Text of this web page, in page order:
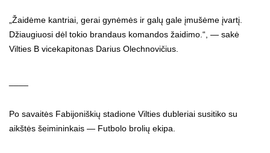
„Žaidėme kantriai, gerai gynėmės ir galų gale įmušėme įvartį.
Džiaugiuosi dėl tokio brandaus komandos žaidimo.“, — sakė
Vilties B vicekapitonas Darius Olechnovičius.
Po savaitės Fabijoniškių stadione Vilties dubleriai susitiko su
aikštės šeimininkais — Futbolo brolių ekipa.